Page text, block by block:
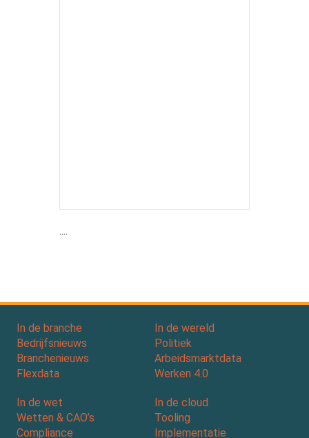
....
In de branche
Bedrijfsnieuws
Branchenieuws
Flexdata
In de wereld
Politiek
Arbeidsmarktdata
Werken 4.0
In de wet
Wetten & CAO’s
Compliance
In de cloud
Tooling
Implementatie